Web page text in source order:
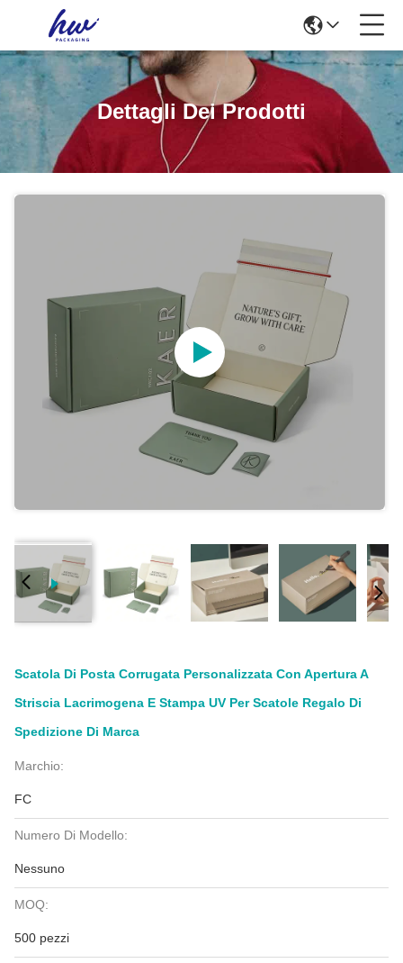
Dettagli Dei Prodotti
Scatola Di Posta Corrugata Personalizzata Con Apertura A
Striscia Lacrimogena E Stampa UV Per Scatole Regalo Di
Spedizione Di Marca
Marchio:
FC
Numero Di Modello:
Nessuno
MOQ:
500 pezzi